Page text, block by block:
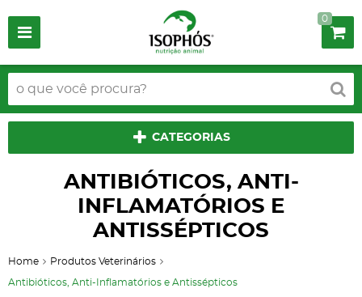
0
CATEGORIAS
ANTIBIÓTICOS, ANTI-
INFLAMATÓRIOS E
ANTISSÉPTICOS
Home Produtos Veterinários
Antibióticos, Anti-Inflamatórios e Antissépticos